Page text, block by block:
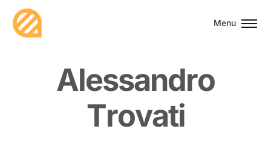
Menu
Alessandro
Trovati